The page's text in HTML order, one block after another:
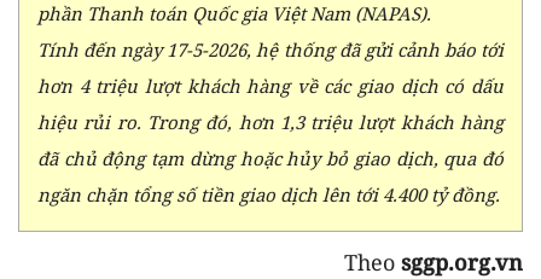
phần Thanh toán Quốc gia Việt Nam (NAPAS).
Tính đến ngày 17-5-2026, hệ thống đã gửi cảnh báo tới
hơn 4 triệu lượt khách hàng về các giao dịch có dấu
hiệu rủi ro. Trong đó, hơn 1,3 triệu lượt khách hàng
đã chủ động tạm dừng hoặc hủy bỏ giao dịch, qua đó
ngăn chặn tổng số tiền giao dịch lên tới 4.400 tỷ đồng.
Theo sggp.org.vn